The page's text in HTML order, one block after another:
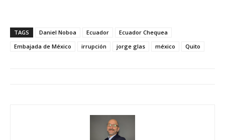
TAGS Daniel Noboa Ecuador
Ecuador Chequea
Embajada de México
irrupción jorge glas méxico Quito